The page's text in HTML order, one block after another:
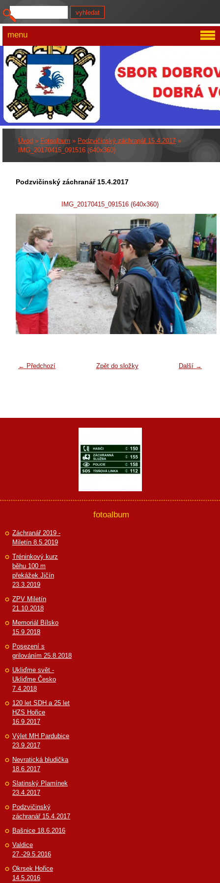
Úvod » Fotoalbum » Podzvičinský záchranář 15.4.2017 »
IMG_20170415_091516 (640x360)
Podzvičinský záchranář 15.4.2017
IMG_20170415_091516 (640x360)
← Předchozí Další →
Zpět do složky
menu
fotoalbum
Záchranář 2019 -
Miletín 8.5.2019
Tréninkový kurz
běhu 100 m
překážek Jičín
23.3.2019
ZPV Miletín
21.10.2018
Memoriál Bílsko
15.9.2018
Posezení s
grilováním 25.8.2018
Ukliďme svět -
Ukliďme Česko
7.4.2018
120 let SDH a 25 let
HZS Hořice
16.9.2017
Výlet MH Pardubice
23.9.2017
Nevratická bludička
18.6.2017
Slatinský Plamínek
23.4.2017
Podzvičinský
záchranář 15.4.2017
Bašnice 18.6.2016
Valdice
27.-29.5.2016
Okrsek Hořice
14.5.2016